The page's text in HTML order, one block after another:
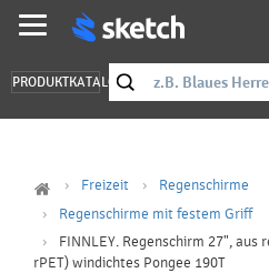
PRODUKTKATALOG
Freizeit
Regenschirme
Regenschirme mit festem Griff
FINNLEY. Regenschirm 27",
rPET) windichtes Pongee 190T